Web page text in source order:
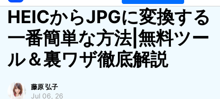
AIGCサービス
ユーティリティ
法人・教育・パートナー
概要
ソリューション
企業情報
プラン＆価格
サポート
機能セット
機能
Dr.Fone Basic
すべてのプランを見る
デスクトップ製品
アプリ製品
製品活用＆サポート
もっと見る
トピック
HEICからJPGに変換する
一番簡単な方法|無料ツー
ル＆裏ワザ徹底解説
藤原 弘子
Jul 06, 26